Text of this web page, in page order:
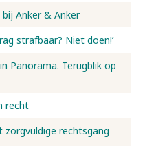
Anker & Anker
strafbaar? Niet doen!’
Panorama. Terugblik op
recht
zorgvuldige rechtsgang